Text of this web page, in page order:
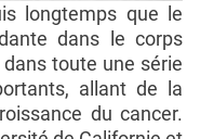
longtemps que le
dans le corps
toute une série
allant de la
du cancer.